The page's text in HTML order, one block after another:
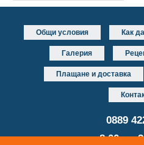
Общи условия Как
Галерия
Плащане и доставка
0889
от 8.00 до